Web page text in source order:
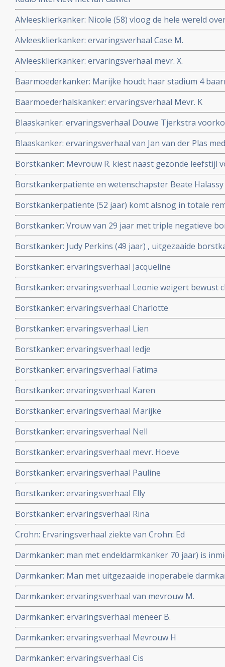
Alvleesklierkanker: Nicole (58) vloog de hele wereld
maar dan een stukje hoger
Alvleesklierkanker: ervaringsverhaal Case M.
Alvleesklierkanker: ervaringsverhaal mevr. X.
Baarmoederkanker: Marijke houdt haar stadium 4
controle met eigen samengesteld behandelplan van
Baarmoederhalskanker: ervaringsverhaal Mevr. K
Blaaskanker: ervaringsverhaal Douwe Tjerkstra
van blaaskanker met BCG en Zhuli Take Forte
Blaaskanker: ervaringsverhaal van Jan van der Plas
Waterloop
Borstkanker: Mevrouw R. kiest naast gezonde leefstijl
SRT met Ultra Sound plus immuuntherapie met
voorbehandelde met alleen in sacrale
Weber Medical Duitsland
Borstkankerpatiente en wetenschapster Beate
laboratorium twee oncolytische virussen en
2020. copy 1
Borstkankerpatiente (52 jaar) komt alsnog in totale
hoge dosis vitamine C na drie keer recidief ondanks
chemotherapie.
Borstkanker: Vrouw van 29 jaar met triple negatieve
complete remissie door aanvullend op chemo
(kytogeen dieet), hyperthermie en hyperbare
Borstkanker: Judy Perkins (49 jaar) , uitgezaaide
gepersonaliseerde vorm van immuuntherapie in een
maanden.
Borstkanker: ervaringsverhaal Jacqueline
Borstkanker: ervaringsverhaal Leonie weigert bewust
operatie van haar borstkanker en kiest voor niet
spirituele weg.
Borstkanker: ervaringsverhaal Charlotte
Borstkanker: ervaringsverhaal Lien
Borstkanker: ervaringsverhaal Iedje
Borstkanker: ervaringsverhaal Fatima
Borstkanker: ervaringsverhaal Karen
Borstkanker: ervaringsverhaal Marijke
Borstkanker: ervaringsverhaal Nell
Borstkanker: ervaringsverhaal mevr. Hoeve
Borstkanker: ervaringsverhaal Pauline
Borstkanker: ervaringsverhaal Elly
Borstkanker: ervaringsverhaal Rina
Crohn: Ervaringsverhaal ziekte van Crohn: Ed
Darmkanker: man met endeldarmkanker 70 jaar) is
behandeling (operatie via anus) bij recidief en heeft al
uitstekende kwaliteit van leven
Darmkanker: Man met uitgezaaide inoperabele
Autologous tumor immunizing devascularization, een
complete remissie en is al 16 jaar kankervrij, zonder
copy 1
Darmkanker: ervaringsverhaal van mevrouw M.
Darmkanker: ervaringsverhaal meneer B.
Darmkanker: ervaringsverhaal Mevrouw H
Darmkanker: ervaringsverhaal Cis